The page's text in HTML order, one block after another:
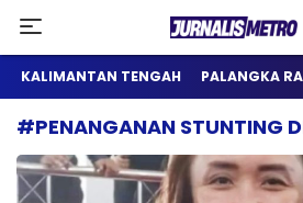
Jurnalis Metro
Satu Wadah Informasi
KALIMANTAN TENGAH PALANGKA
#PENANGANAN STUNTING